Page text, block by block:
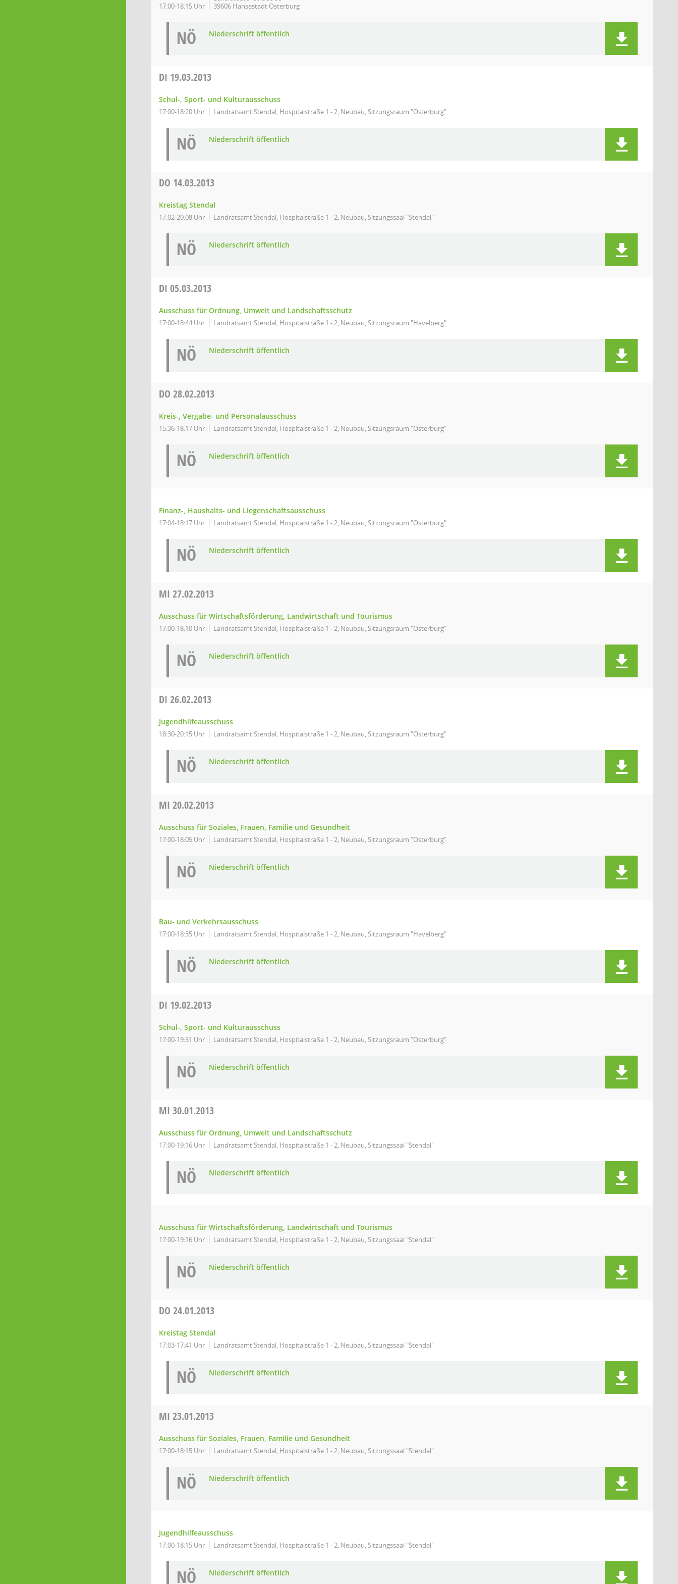
17:00-18:15 Uhr
39606 Hansestadt Osterburg
NÖ Niederschrift öffentlich
DI 19.03.2013
Schul-, Sport- und Kulturausschuss
17:00-18:20 Uhr Landratsamt Stendal, Hospitalstraße 1 - 2, Neubau, Sitzungsraum "Osterburg"
NÖ Niederschrift öffentlich
DO 14.03.2013
Kreistag Stendal
17:02-20:08 Uhr Landratsamt Stendal, Hospitalstraße 1 - 2, Neubau, Sitzungssaal "Stendal"
NÖ Niederschrift öffentlich
DI 05.03.2013
Ausschuss für Ordnung, Umwelt und Landschaftsschutz
17:00-18:44 Uhr Landratsamt Stendal, Hospitalstraße 1 - 2, Neubau, Sitzungsraum "Havelberg"
NÖ Niederschrift öffentlich
DO 28.02.2013
Kreis-, Vergabe- und Personalausschuss
15:36-18:17 Uhr Landratsamt Stendal, Hospitalstraße 1 - 2, Neubau, Sitzungsraum "Osterburg"
NÖ Niederschrift öffentlich
Finanz-, Haushalts- und Liegenschaftsausschuss
17:04-18:17 Uhr Landratsamt Stendal, Hospitalstraße 1 - 2, Neubau, Sitzungsraum "Osterburg"
NÖ Niederschrift öffentlich
MI 27.02.2013
Ausschuss für Wirtschaftsförderung, Landwirtschaft und Tourismus
17:00-18:10 Uhr Landratsamt Stendal, Hospitalstraße 1 - 2, Neubau, Sitzungsraum "Osterburg"
NÖ Niederschrift öffentlich
DI 26.02.2013
Jugendhilfeausschuss
18:30-20:15 Uhr Landratsamt Stendal, Hospitalstraße 1 - 2, Neubau, Sitzungsraum "Osterburg"
NÖ Niederschrift öffentlich
MI 20.02.2013
Ausschuss für Soziales, Frauen, Familie und Gesundheit
17:00-18:05 Uhr Landratsamt Stendal, Hospitalstraße 1 - 2, Neubau, Sitzungsraum "Osterburg"
NÖ Niederschrift öffentlich
Bau- und Verkehrsausschuss
17:00-18:35 Uhr Landratsamt Stendal, Hospitalstraße 1 - 2, Neubau, Sitzungsraum "Havelberg"
NÖ Niederschrift öffentlich
DI 19.02.2013
Schul-, Sport- und Kulturausschuss
17:00-19:31 Uhr Landratsamt Stendal, Hospitalstraße 1 - 2, Neubau, Sitzungsraum "Osterburg"
NÖ Niederschrift öffentlich
MI 30.01.2013
Ausschuss für Ordnung, Umwelt und Landschaftsschutz
17:00-19:16 Uhr Landratsamt Stendal, Hospitalstraße 1 - 2, Neubau, Sitzungssaal "Stendal"
NÖ Niederschrift öffentlich
Ausschuss für Wirtschaftsförderung, Landwirtschaft und Tourismus
17:00-19:16 Uhr Landratsamt Stendal, Hospitalstraße 1 - 2, Neubau, Sitzungssaal "Stendal"
NÖ Niederschrift öffentlich
DO 24.01.2013
Kreistag Stendal
17:03-17:41 Uhr Landratsamt Stendal, Hospitalstraße 1 - 2, Neubau, Sitzungssaal "Stendal"
NÖ Niederschrift öffentlich
MI 23.01.2013
Ausschuss für Soziales, Frauen, Familie und Gesundheit
17:00-18:15 Uhr Landratsamt Stendal, Hospitalstraße 1 - 2, Neubau, Sitzungssaal "Stendal"
NÖ Niederschrift öffentlich
Jugendhilfeausschuss
17:00-18:15 Uhr Landratsamt Stendal, Hospitalstraße 1 - 2, Neubau, Sitzungssaal "Stendal"
NÖ Niederschrift öffentlich